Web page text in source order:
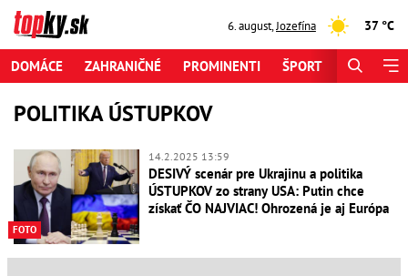
6. august,Jozefína 37 °C
DOMÁCE ZAHRANIČNÉ PROMINENTI ŠPORT
POLITIKA ÚSTUPKOV
FOTO
14.2.2025 13:59
DESIVÝ scenár pre Ukrajinu a politika
ÚSTUPKOV zo strany USA: Putin chce
získať ČO NAJVIAC! Ohrozená je aj Európa